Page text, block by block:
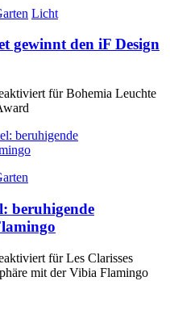
Licht
gewinnt den iF Design
für Bohemia Leuchte
beruhigende
für Les Clarisses
mit der Vibia Flamingo